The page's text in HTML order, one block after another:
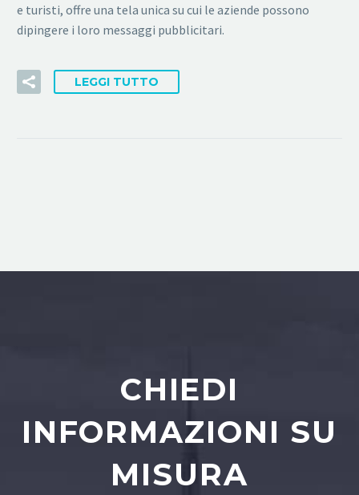
e turisti, offre una tela unica su cui le aziende possono
dipingere i loro messaggi pubblicitari.
LEGGI TUTTO
CHIEDI
INFORMAZIONI SU
MISURA